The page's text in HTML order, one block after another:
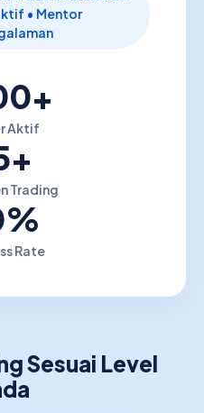
• Mentor
Aktif
Trading
Rate
Sesuai Level